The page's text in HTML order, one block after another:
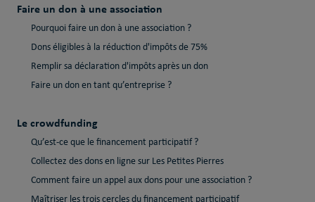
Faire un don à une association
Pourquoi faire un don à une association ?
Dons éligibles à la réduction d'impôts de 75%
Remplir sa déclaration d'impôts après un don
Faire un don en tant qu’entreprise ?
Le crowdfunding
Qu’est-ce que le financement participatif ?
Collectez des dons en ligne sur Les Petites Pierres
Comment faire un appel aux dons pour une association ?
Maîtriser les trois cercles du financement participatif